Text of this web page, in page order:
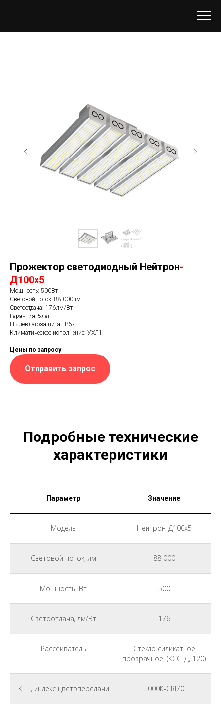
Прожектор светодиодный Нейтрон-
Д100x5
Мощность: 500Вт
Световой поток: 88 000лм
Светоотдача: 176лм/Вт
Гарантия: 5лет
Пылевлагозащита: IP67
Климатическое исполнение: УХЛ1
Цены по запросу
Отправить запрос
Подробные технические
характеристики
Параметр Значение
Модель Нейтрон-Д100x5
Световой поток, лм 88 000
Мощность, Вт 500
Светоотдача, лм/Вт 176
Рассеиватель
Стекло силикатное
прозрачное, (КСС: Д, 120)
КЦТ, индекс цветопередачи 5000К-CRI70